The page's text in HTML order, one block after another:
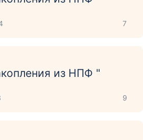
7
из НПФ "
9